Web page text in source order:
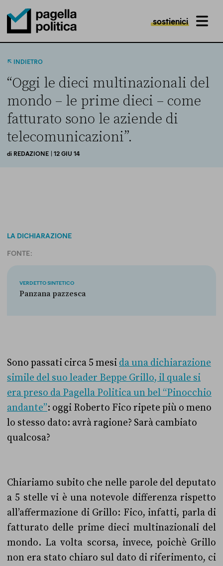
Pagella Politica Logo
sostienici MENU
INDIETRO
“Oggi le dieci multinazionali del
mondo – le prime dieci – come
fatturato sono le aziende di
telecomunicazioni”.
di REDAZIONE | 12 GIU 14
LA DICHIARAZIONE
FONTE:
VERDETTO SINTETICO
Panzana pazzesca
Sono passati circa 5 mesi da una dichiarazione
simile del suo leader Beppe Grillo, il quale si
era preso da Pagella Politica un bel “Pinocchio
andante”: oggi Roberto Fico ripete più o meno
lo stesso dato: avrà ragione? Sarà cambiato
qualcosa?
Chiariamo subito che nelle parole del deputato
a 5 stelle vi è una notevole differenza rispetto
all’affermazione di Grillo: Fico, infatti, parla di
fatturato delle prime dieci multinazionali del
mondo. La volta scorsa, invece, poichè Grillo
non era stato chiaro sul dato di riferimento, ci